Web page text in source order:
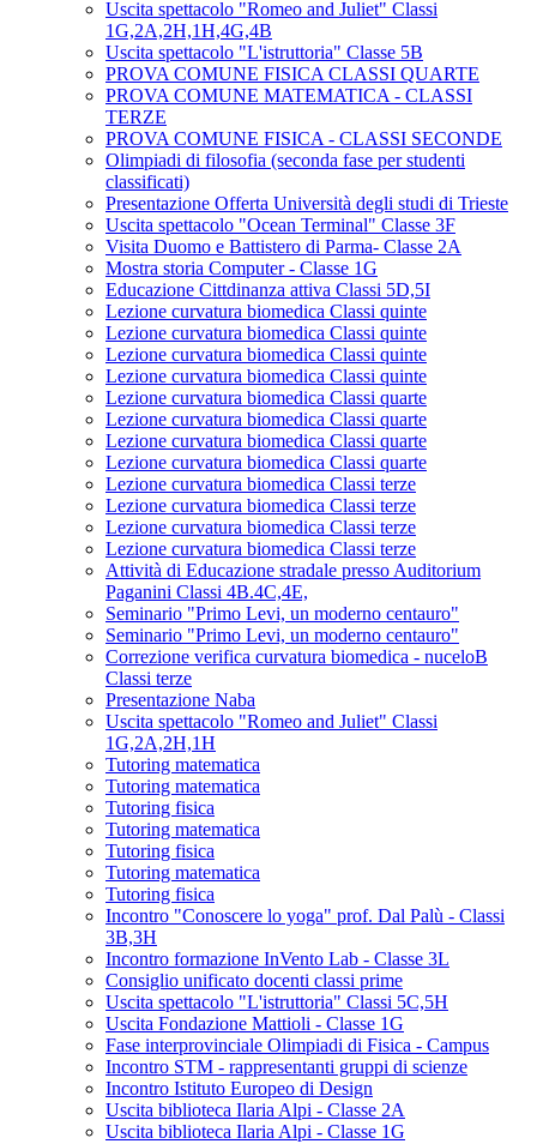
Uscita spettacolo "Romeo and Juliet" Classi
1G,2A,2H,1H,4G,4B
Uscita spettacolo "L'istruttoria" Classe 5B
PROVA COMUNE FISICA CLASSI QUARTE
PROVA COMUNE MATEMATICA - CLASSI
TERZE
PROVA COMUNE FISICA - CLASSI SECONDE
Olimpiadi di filosofia (seconda fase per studenti
classificati)
Presentazione Offerta Università degli studi di Trieste
Uscita spettacolo "Ocean Terminal" Classe 3F
Visita Duomo e Battistero di Parma- Classe 2A
Mostra storia Computer - Classe 1G
Educazione Cittdinanza attiva Classi 5D,5I
Lezione curvatura biomedica Classi quinte
Lezione curvatura biomedica Classi quinte
Lezione curvatura biomedica Classi quinte
Lezione curvatura biomedica Classi quinte
Lezione curvatura biomedica Classi quarte
Lezione curvatura biomedica Classi quarte
Lezione curvatura biomedica Classi quarte
Lezione curvatura biomedica Classi quarte
Lezione curvatura biomedica Classi terze
Lezione curvatura biomedica Classi terze
Lezione curvatura biomedica Classi terze
Lezione curvatura biomedica Classi terze
Attività di Educazione stradale presso Auditorium
Paganini Classi 4B.4C,4E,
Seminario "Primo Levi, un moderno centauro"
Seminario "Primo Levi, un moderno centauro"
Correzione verifica curvatura biomedica - nuceloB
Classi terze
Presentazione Naba
Uscita spettacolo "Romeo and Juliet" Classi
1G,2A,2H,1H
Tutoring matematica
Tutoring matematica
Tutoring fisica
Tutoring matematica
Tutoring fisica
Tutoring matematica
Tutoring fisica
Incontro "Conoscere lo yoga" prof. Dal Palù - Classi
3B,3H
Incontro formazione InVento Lab - Classe 3L
Consiglio unificato docenti classi prime
Uscita spettacolo "L'istruttoria" Classi 5C,5H
Uscita Fondazione Mattioli - Classe 1G
Fase interprovinciale Olimpiadi di Fisica - Campus
Incontro STM - rappresentanti gruppi di scienze
Incontro Istituto Europeo di Design
Uscita biblioteca Ilaria Alpi - Classe 2A
Uscita biblioteca Ilaria Alpi - Classe 1G